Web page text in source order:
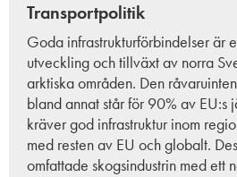
Transportpolitik
Goda infrastrukturförbindelser är
utveckling och tillväxt av norra
arktiska områden. Den
bland annat står för 90% av EU:s
kräver god infrastruktur inom
med resten av EU och globalt.
omfattade skogsindustrin med ett